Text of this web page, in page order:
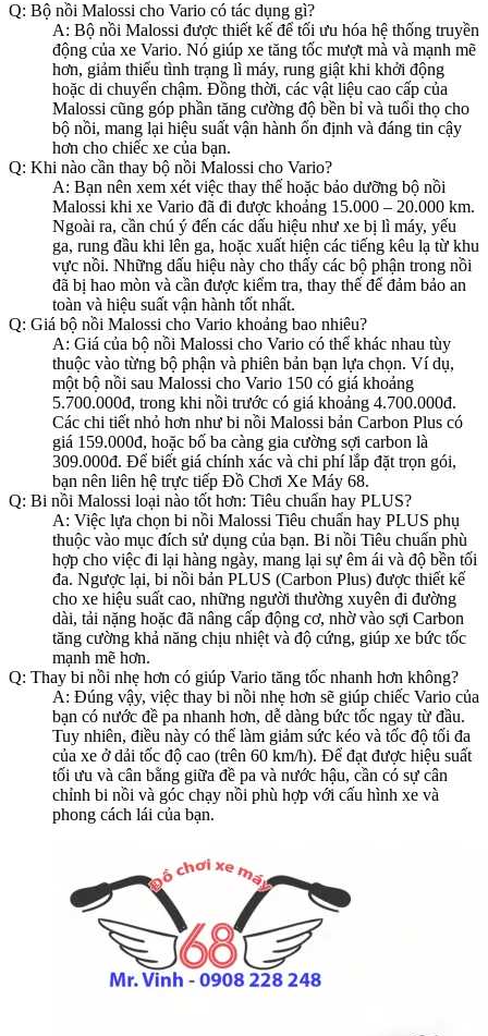
Q: Bộ nồi Malossi cho Vario có tác dụng gì?
A: Bộ nồi Malossi được thiết kế để tối ưu hóa hệ thống truyền
động của xe Vario. Nó giúp xe tăng tốc mượt mà và mạnh mẽ
hơn, giảm thiểu tình trạng lì máy, rung giật khi khởi động
hoặc di chuyển chậm. Đồng thời, các vật liệu cao cấp của
Malossi cũng góp phần tăng cường độ bền bỉ và tuổi thọ cho
bộ nồi, mang lại hiệu suất vận hành ổn định và đáng tin cậy
hơn cho chiếc xe của bạn.
Q: Khi nào cần thay bộ nồi Malossi cho Vario?
A: Bạn nên xem xét việc thay thế hoặc bảo dưỡng bộ nồi
Malossi khi xe Vario đã đi được khoảng 15.000 – 20.000 km.
Ngoài ra, cần chú ý đến các dấu hiệu như xe bị lì máy, yếu
ga, rung đầu khi lên ga, hoặc xuất hiện các tiếng kêu lạ từ khu
vực nồi. Những dấu hiệu này cho thấy các bộ phận trong nồi
đã bị hao mòn và cần được kiểm tra, thay thế để đảm bảo an
toàn và hiệu suất vận hành tốt nhất.
Q: Giá bộ nồi Malossi cho Vario khoảng bao nhiêu?
A: Giá của bộ nồi Malossi cho Vario có thể khác nhau tùy
thuộc vào từng bộ phận và phiên bản bạn lựa chọn. Ví dụ,
một bộ nồi sau Malossi cho Vario 150 có giá khoảng
5.700.000đ, trong khi nồi trước có giá khoảng 4.700.000đ.
Các chi tiết nhỏ hơn như bi nồi Malossi bản Carbon Plus có
giá 159.000đ, hoặc bố ba càng gia cường sợi carbon là
309.000đ. Để biết giá chính xác và chi phí lắp đặt trọn gói,
bạn nên liên hệ trực tiếp Đồ Chơi Xe Máy 68.
Q: Bi nồi Malossi loại nào tốt hơn: Tiêu chuẩn hay PLUS?
A: Việc lựa chọn bi nồi Malossi Tiêu chuẩn hay PLUS phụ
thuộc vào mục đích sử dụng của bạn. Bi nồi Tiêu chuẩn phù
hợp cho việc đi lại hàng ngày, mang lại sự êm ái và độ bền tối
đa. Ngược lại, bi nồi bản PLUS (Carbon Plus) được thiết kế
cho xe hiệu suất cao, những người thường xuyên đi đường
dài, tải nặng hoặc đã nâng cấp động cơ, nhờ vào sợi Carbon
tăng cường khả năng chịu nhiệt và độ cứng, giúp xe bức tốc
mạnh mẽ hơn.
Q: Thay bi nồi nhẹ hơn có giúp Vario tăng tốc nhanh hơn không?
A: Đúng vậy, việc thay bi nồi nhẹ hơn sẽ giúp chiếc Vario của
bạn có nước đề pa nhanh hơn, dễ dàng bức tốc ngay từ đầu.
Tuy nhiên, điều này có thể làm giảm sức kéo và tốc độ tối đa
của xe ở dải tốc độ cao (trên 60 km/h). Để đạt được hiệu suất
tối ưu và cân bằng giữa đề pa và nước hậu, cần có sự cân
chỉnh bi nồi và góc chạy nồi phù hợp với cấu hình xe và
phong cách lái của bạn.